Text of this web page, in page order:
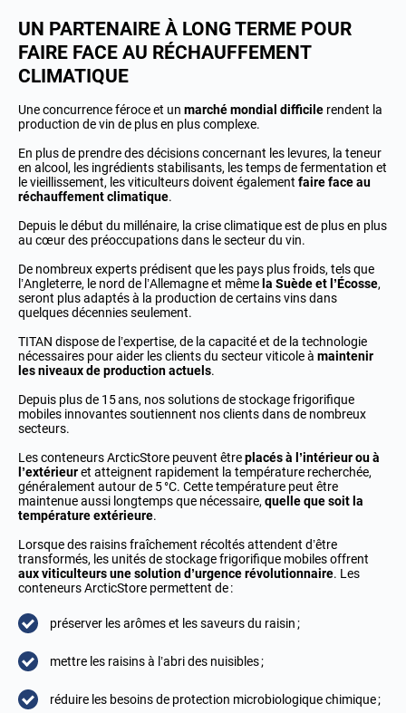
UN PARTENAIRE À LONG TERME POUR
FAIRE FACE AU RÉCHAUFFEMENT
CLIMATIQUE
Une concurrence féroce et un marché mondial difficile rendent la
production de vin de plus en plus complexe.
En plus de prendre des décisions concernant les levures, la teneur
en alcool, les ingrédients stabilisants, les temps de fermentation et
le vieillissement, les viticulteurs doivent également faire face au
réchauffement climatique.
Depuis le début du millénaire, la crise climatique est de plus en plus
au cœur des préoccupations dans le secteur du vin.
De nombreux experts prédisent que les pays plus froids, tels que
l’Angleterre, le nord de l’Allemagne et même la Suède et l’Écosse,
seront plus adaptés à la production de certains vins dans
quelques décennies seulement.
TITAN dispose de l’expertise, de la capacité et de la technologie
nécessaires pour aider les clients du secteur viticole à maintenir
les niveaux de production actuels.
Depuis plus de 15 ans, nos solutions de stockage frigorifique
mobiles innovantes soutiennent nos clients dans de nombreux
secteurs.
Les conteneurs ArcticStore peuvent êtreplacés à l’intérieur ou à
l’extérieuret atteignent rapidement la température recherchée,
généralement autour de 5 °C. Cette température peut être
maintenue aussi longtemps que nécessaire, quelle que soit la
température extérieure.
Lorsque des raisins fraîchement récoltés attendent d’être
transformés, les unités de stockage frigorifique mobiles offrent
aux viticulteurs une solution d’urgence révolutionnaire. Les
conteneurs ArcticStore permettent de :
préserver les arômes et les saveurs du raisin ;
mettre les raisins à l’abri des nuisibles ;
réduire les besoins de protection microbiologique chimique ;